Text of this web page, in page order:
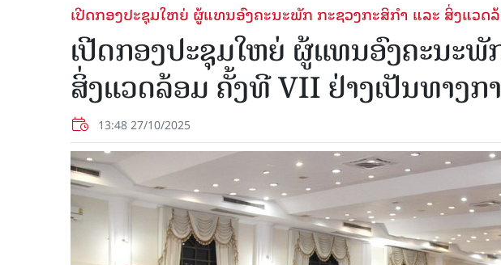
ເປີດກອງປະຊຸມໃຫຍ່ ຜູ້ແທນອົງຄະນະພັກ ກະຊວງກະສິກຳ ແລະ ສິ່ງແວດ
ເປີດກອງປະຊຸມໃຫຍ່ ຜູ້ແທນອົງຄະນະພັ
ສິ່ງແວດລ້ອມ ຄັ້ງທີ VII ຢ່າງເປັນທາງກ
13:48 27/10/2025